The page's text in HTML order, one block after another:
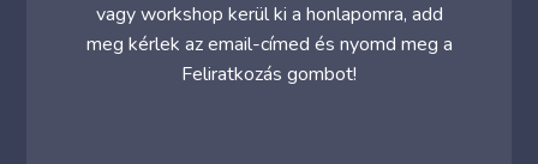
vagy workshop kerül ki a honlapomra, add
meg kérlek az email-címed és nyomd meg a
Feliratkozás gombot!